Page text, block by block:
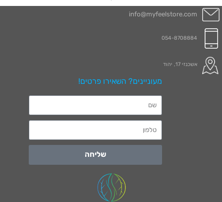
info@myfeelstore.com
054-8708884
אשכנזי 17, יהוד
מעוניינים? השאירו פרטים!
שליחה